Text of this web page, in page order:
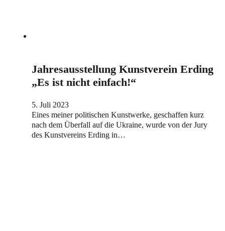
Jahresausstellung Kunstverein Erding
„Es ist nicht einfach!“
5. Juli 2023
Eines meiner politischen Kunstwerke, geschaffen kurz
nach dem Überfall auf die Ukraine, wurde von der Jury
des Kunstvereins Erding in…